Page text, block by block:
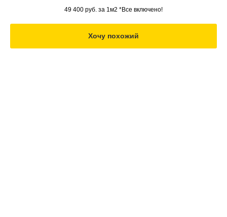
встроенный в нише в гостиной.
49 400 руб. за 1м2 *Все включено!
Хочу похожий